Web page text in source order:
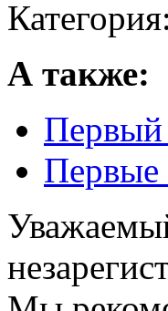
Категория:
А также:
Первый
Первые